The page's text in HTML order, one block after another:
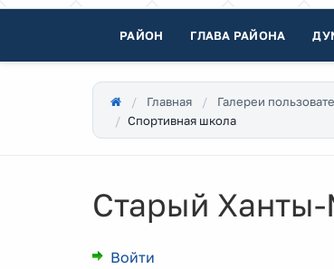
РАЙОН ГЛАВА РАЙОНА
Главная Галереи
Спортивная школа
Старый
Войти